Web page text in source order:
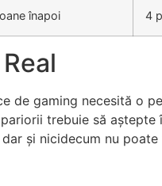
înapoi 4
de gaming necesită o
trebuie să
și nicidecum nu